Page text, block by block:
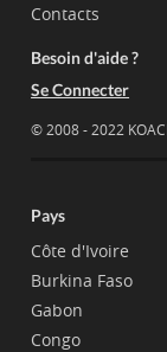
Contacts
Besoin d'aide ?
Se Connecter
© 2008 - 2022
Pays
Côte d'Ivoire
Burkina Faso
Gabon
Congo